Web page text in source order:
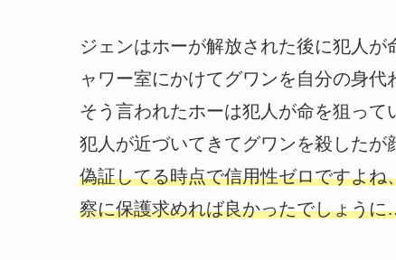
ジェンはホーが解放された後に犯人
ャワー室にかけてグワンを自分の身代
そう言われたホーは犯人が命を狙っ
犯人が近づいてきてグワンを殺したが
偽証してる時点で信用性ゼロですよ
察に保護求めれば良かったでしょう